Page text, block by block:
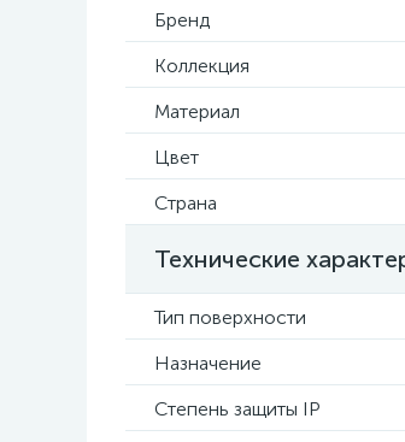
Бренд
Коллекция
Материал
Цвет
Страна
Технические
Тип поверхности
Назначение
Степень защиты IP